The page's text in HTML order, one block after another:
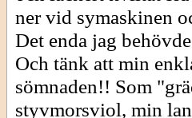
ner vid symaskinen
Det enda jag
Och tänk att min
sömnaden!! Som
styvmorsviol, min